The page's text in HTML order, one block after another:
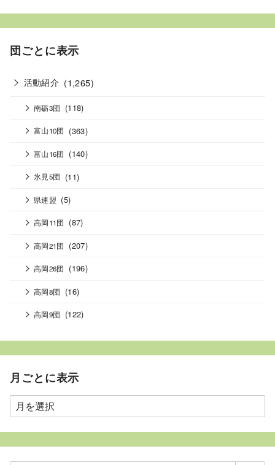
団ごとに表示
活動紹介 (1,265)
南砺3団 (118)
富山10団 (363)
富山16団 (140)
氷見5団 (11)
県連盟 (5)
高岡11団 (87)
高岡21団 (207)
高岡26団 (196)
高岡8団 (16)
高岡9団 (122)
月ごとに表示
月
ご
と